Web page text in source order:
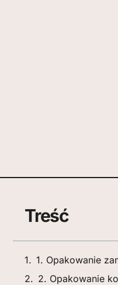
Treść
1. Opakowanie
2. Opakowanie